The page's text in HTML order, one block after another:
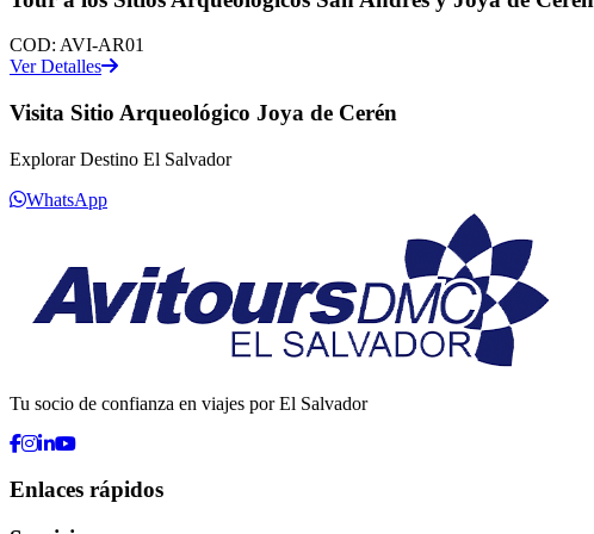
COD: AVI-AR01
Ver Detalles
Visita Sitio Arqueológico Joya de Cerén
Explorar Destino El Salvador
WhatsApp
Tu socio de confianza en viajes por El Salvador
Enlaces rápidos